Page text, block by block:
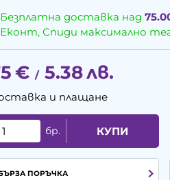
Безплатна доставка над
Еконт, Спиди максимално
€ / 5.38лв.
и плащане
бр. КУПИ
ПОРЪЧКА